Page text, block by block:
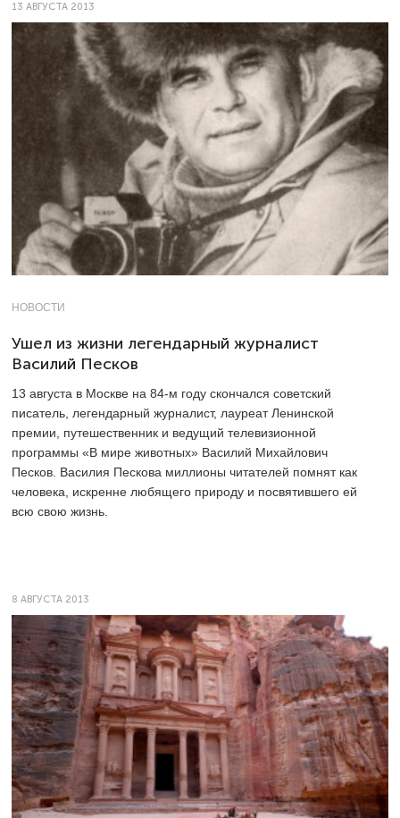
13 АВГУСТА 2013
НОВОСТИ
Ушел из жизни легендарный журналист
Василий Песков
13 августа в Москве на 84-м году скончался советский
писатель, легендарный журналист, лауреат Ленинской
премии, путешественник и ведущий телевизионной
программы «В мире животных» Василий Михайлович
Песков. Василия Пескова миллионы читателей помнят как
человека, искренне любящего природу и посвятившего ей
всю свою жизнь.
8 АВГУСТА 2013